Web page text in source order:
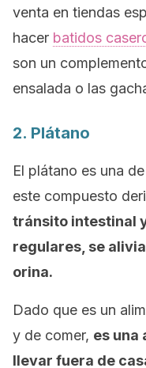
venta en tiendas
hacer batidos
son un
ensalada o las
2. Plátano
El plátano es una
este compuesto
tránsito intestinal
regulares, se
orina.
Dado que es un
y de comer, es una
llevar fuera de